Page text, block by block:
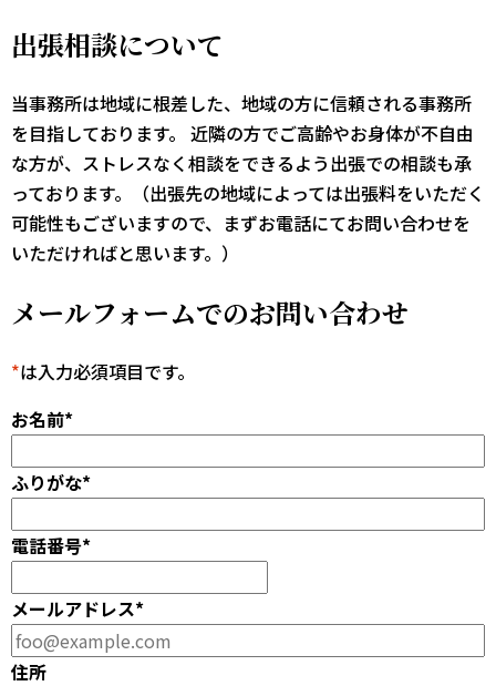
出張相談について
当事務所は地域に根差した、地域の方に信頼される事務所
を目指しております。 近隣の方でご高齢やお身体が不自由
な方が、ストレスなく相談をできるよう出張での相談も承
っております。（出張先の地域によっては出張料をいただく
可能性もございますので、まずお電話にてお問い合わせを
いただければと思います。）
メールフォームでのお問い合わせ
*は入力必須項目です。
お名前*
ふりがな*
電話番号*
メールアドレス*
住所